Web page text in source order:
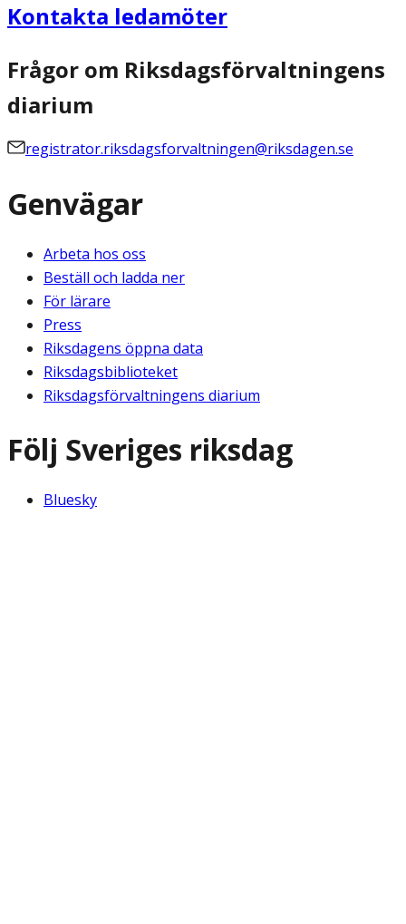
Kontakta ledamöter
Frågor om Riksdagsförvaltningens
diarium
registrator.riksdagsforvaltningen@riksdagen.se
Genvägar
Arbeta hos oss
Beställ och ladda ner
För lärare
Press
Riksdagens öppna data
Riksdagsbiblioteket
Riksdagsförvaltningens diarium
Följ Sveriges riksdag
Bluesky